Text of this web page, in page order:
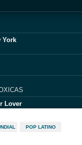
York
Lover
Woman - You & I
POP LATINO